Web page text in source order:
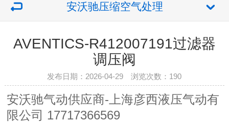
安沃驰压缩空气处理
AVENTICS-R412007191过滤器
调压阀
发布日期：2026-04-29 浏览次数： 190
安沃驰气动供应商-上海彦西液压气动有
限公司 17717366569